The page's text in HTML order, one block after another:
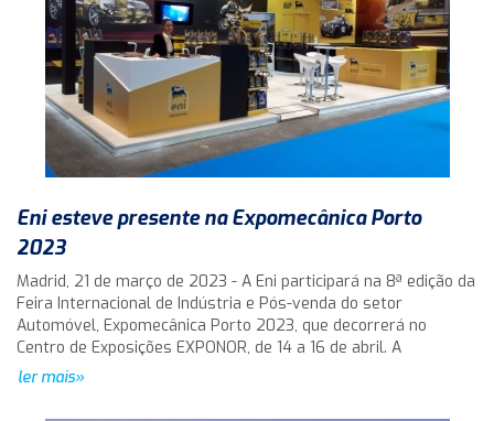
Eni esteve presente na Expomecânica Porto
2023
Madrid, 21 de março de 2023 - A Eni participará na 8ª edição da
Feira Internacional de Indústria e Pós-venda do setor
Automóvel, Expomecânica Porto 2023, que decorrerá no
Centro de Exposições EXPONOR, de 14 a 16 de abril. A
ler mais»